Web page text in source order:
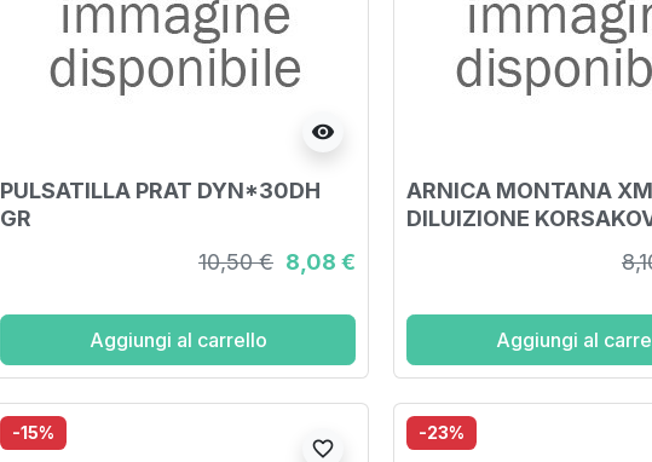
visibility
PULSATILLA PRAT DYN*30DH
GR
10,50 € 8,08 €
Aggiungi al carrello
ARNICA MONTANA
DILUIZIONE
Aggiungi al
-15%
favorite_border
-23%